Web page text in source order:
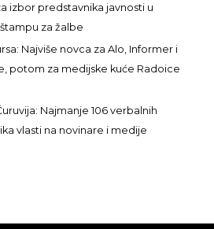
izbor predstavnika javnosti u
za žalbe
Najviše novca za Alo, Informer i
potom za medijske kuće Radoice
Najmanje 106 verbalnih
vlasti na novinare i medije